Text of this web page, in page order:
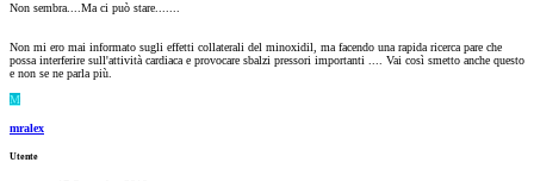
Non sembra....Ma ci può stare.......
Non mi ero mai informato sugli effetti collaterali del minoxidil, ma facendo una rapida ricerca pare che
possa interferire sull'attività cardiaca e provocare sbalzi pressori importanti .... Vai così smetto anche questo
e non se ne parla più.
M
mralex
Utente